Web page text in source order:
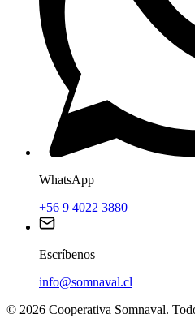
WhatsApp
+56 9 4022 3880
Escríbenos
info@somnaval.cl
© 2026 Cooperativa Somnaval.